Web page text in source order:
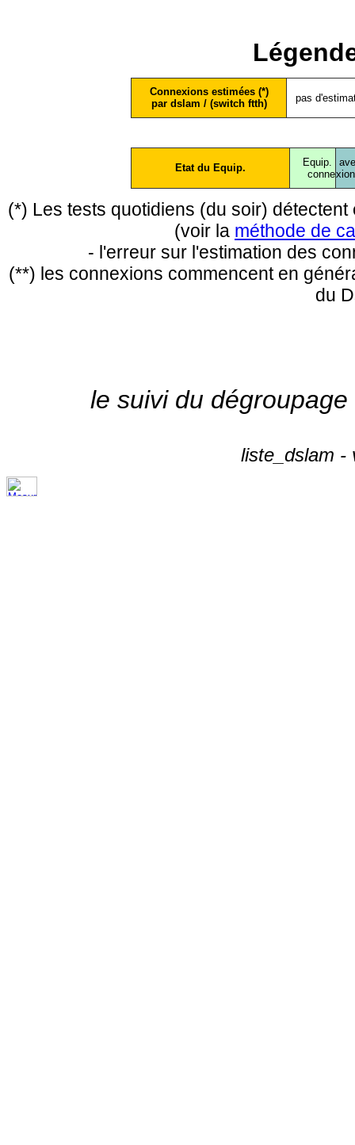
Connexions estimées (*)
par dslam / (switch ftth)
pas
Etat du Equip.
Equip.
conne
(*) Les tests quotidiens (du soir)
(voir la méthode de
- l'erreur sur l'estimation des
(**) les connexions commencent en
du
le suivi du
liste_dslam -